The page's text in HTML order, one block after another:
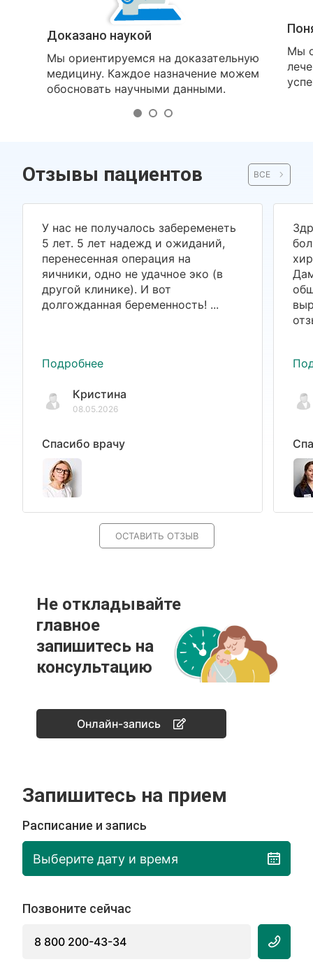
Доказано наукой
Мы ориентируемся на доказательную
медицину. Каждое назначение можем
обосновать научными данными.
Мы
Отзывы пациентов ВСЕ
У нас не получалось забеременеть
5 лет. 5 лет надежд и ожиданий,
перенесенная операция на
яичники, одно не удачное эко (в
другой клинике). И вот
долгожданная беременность! ...
Подробнее
Кристина
08.05.2026
Спасибо врачу
ОСТАВИТЬ ОТЗЫВ
Не откладывайте
главное
запишитесь на
консультацию
Онлайн-запись
Запишитесь на прием
Расписание и запись
Выберите дату и время
Позвоните сейчас
8 800 200-43-34